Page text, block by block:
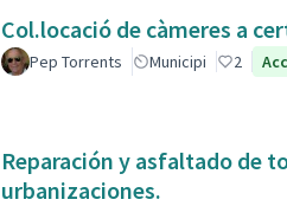
Col.locació de càmeres a
Pep Torrents Municipi 2
Reparación y asfaltado de
urbanizaciones.